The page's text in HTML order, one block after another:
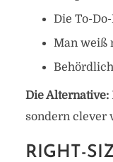
Die To-
Man weiß
Die Alternative:
sondern clever
RIGHT-